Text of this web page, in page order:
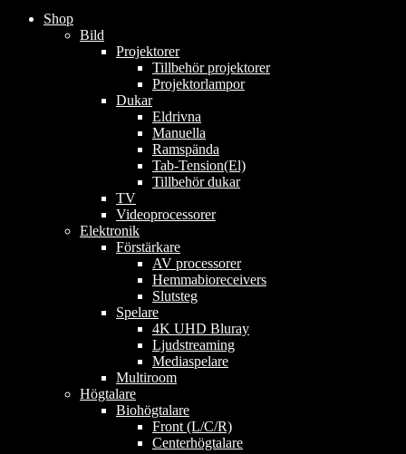
Shop
Bild
Projektorer
Tillbehör projektorer
Projektorlampor
Dukar
Eldrivna
Manuella
Ramspända
Tab-Tension(El)
Tillbehör dukar
TV
Videoprocessorer
Elektronik
Förstärkare
AV processorer
Hemmabioreceivers
Slutsteg
Spelare
4K UHD Bluray
Ljudstreaming
Mediaspelare
Multiroom
Högtalare
Biohögtalare
Front (L/C/R)
Centerhögtalare